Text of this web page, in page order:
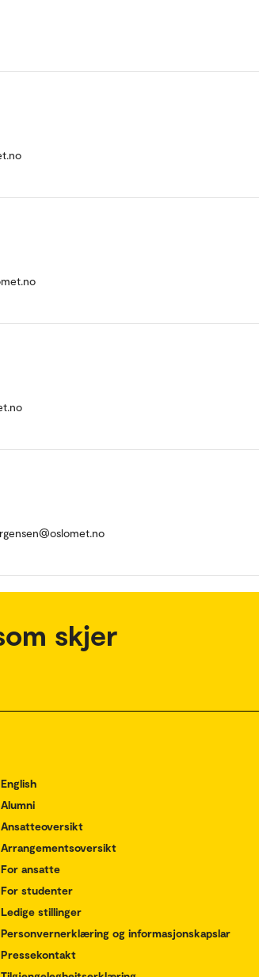
skjer
English
Alumni
Ansatteoversikt
Arrangementsoversikt
For ansatte
For studenter
Ledige stillinger
Personvernerklæring og informasjonskapslar
Pressekontakt